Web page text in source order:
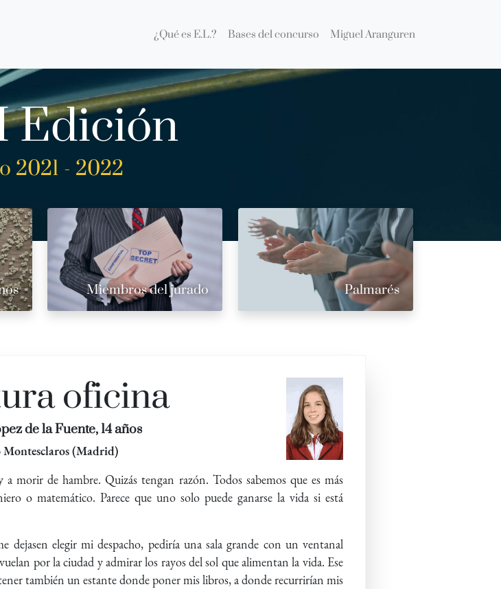
¿Qué es E.L.? Bases del concurso Miguel Aranguren
Edición
2021 - 2022
Miembros del jurado Palmarés
oficina
de la Fuente, 14 años
Montesclaros (Madrid)
morir de hambre. Quizás tengan razón. Todos sabemos que es más
o matemático. Parece que uno solo puede ganarse la vida si está
dejasen elegir mi despacho, pediría una sala grande con un ventanal
por la ciudad y admirar los rayos del sol que alimentan la vida. Ese
también un estante donde poner mis libros, a donde recurrirían mis